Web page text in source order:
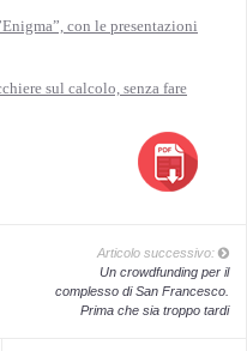
con le presentazioni
sul calcolo, senza fare
Articolo successivo:
Un crowdfunding per il
complesso di San Francesco.
Prima che sia troppo tardi